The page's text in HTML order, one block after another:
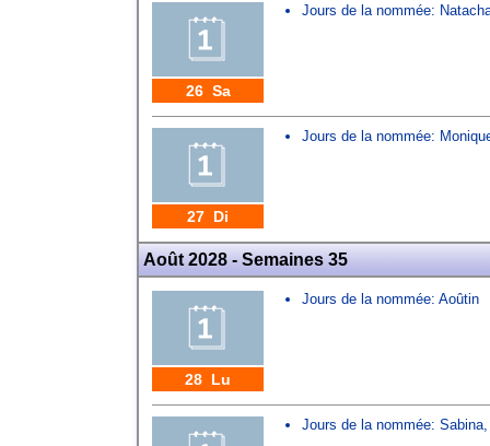
26 Sa
Jours de la nommée:
27 Di
Jours de la nommée:
Août 2028 - Semaines 35
28 Lu
Jours de la nommée: Aoûtin
Jours de la nommée: Sabina